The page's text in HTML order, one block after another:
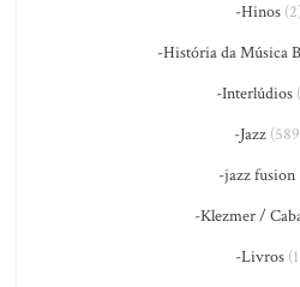
-Hinos
-História da Música
-Interlúdios
-Jazz
-jazz fusion
-Klezmer /
-Livros